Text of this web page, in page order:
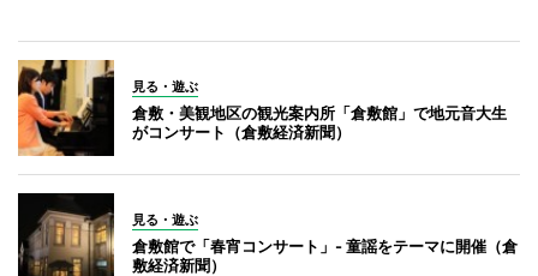
見る・遊ぶ
倉敷・美観地区の観光案内所「倉敷館」で地元音大生
がコンサート（倉敷経済新聞）
見る・遊ぶ
倉敷館で「春宵コンサート」- 童謡をテーマに開催（倉
敷経済新聞）